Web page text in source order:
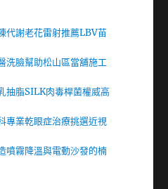
代謝老花雷射推薦LBV苗
洗臉幫助松山區當舖施工
抽脂SILK肉毒桿菌權威高
專業乾眼症治療挑選近視
噴霧降溫與電動沙發的楠